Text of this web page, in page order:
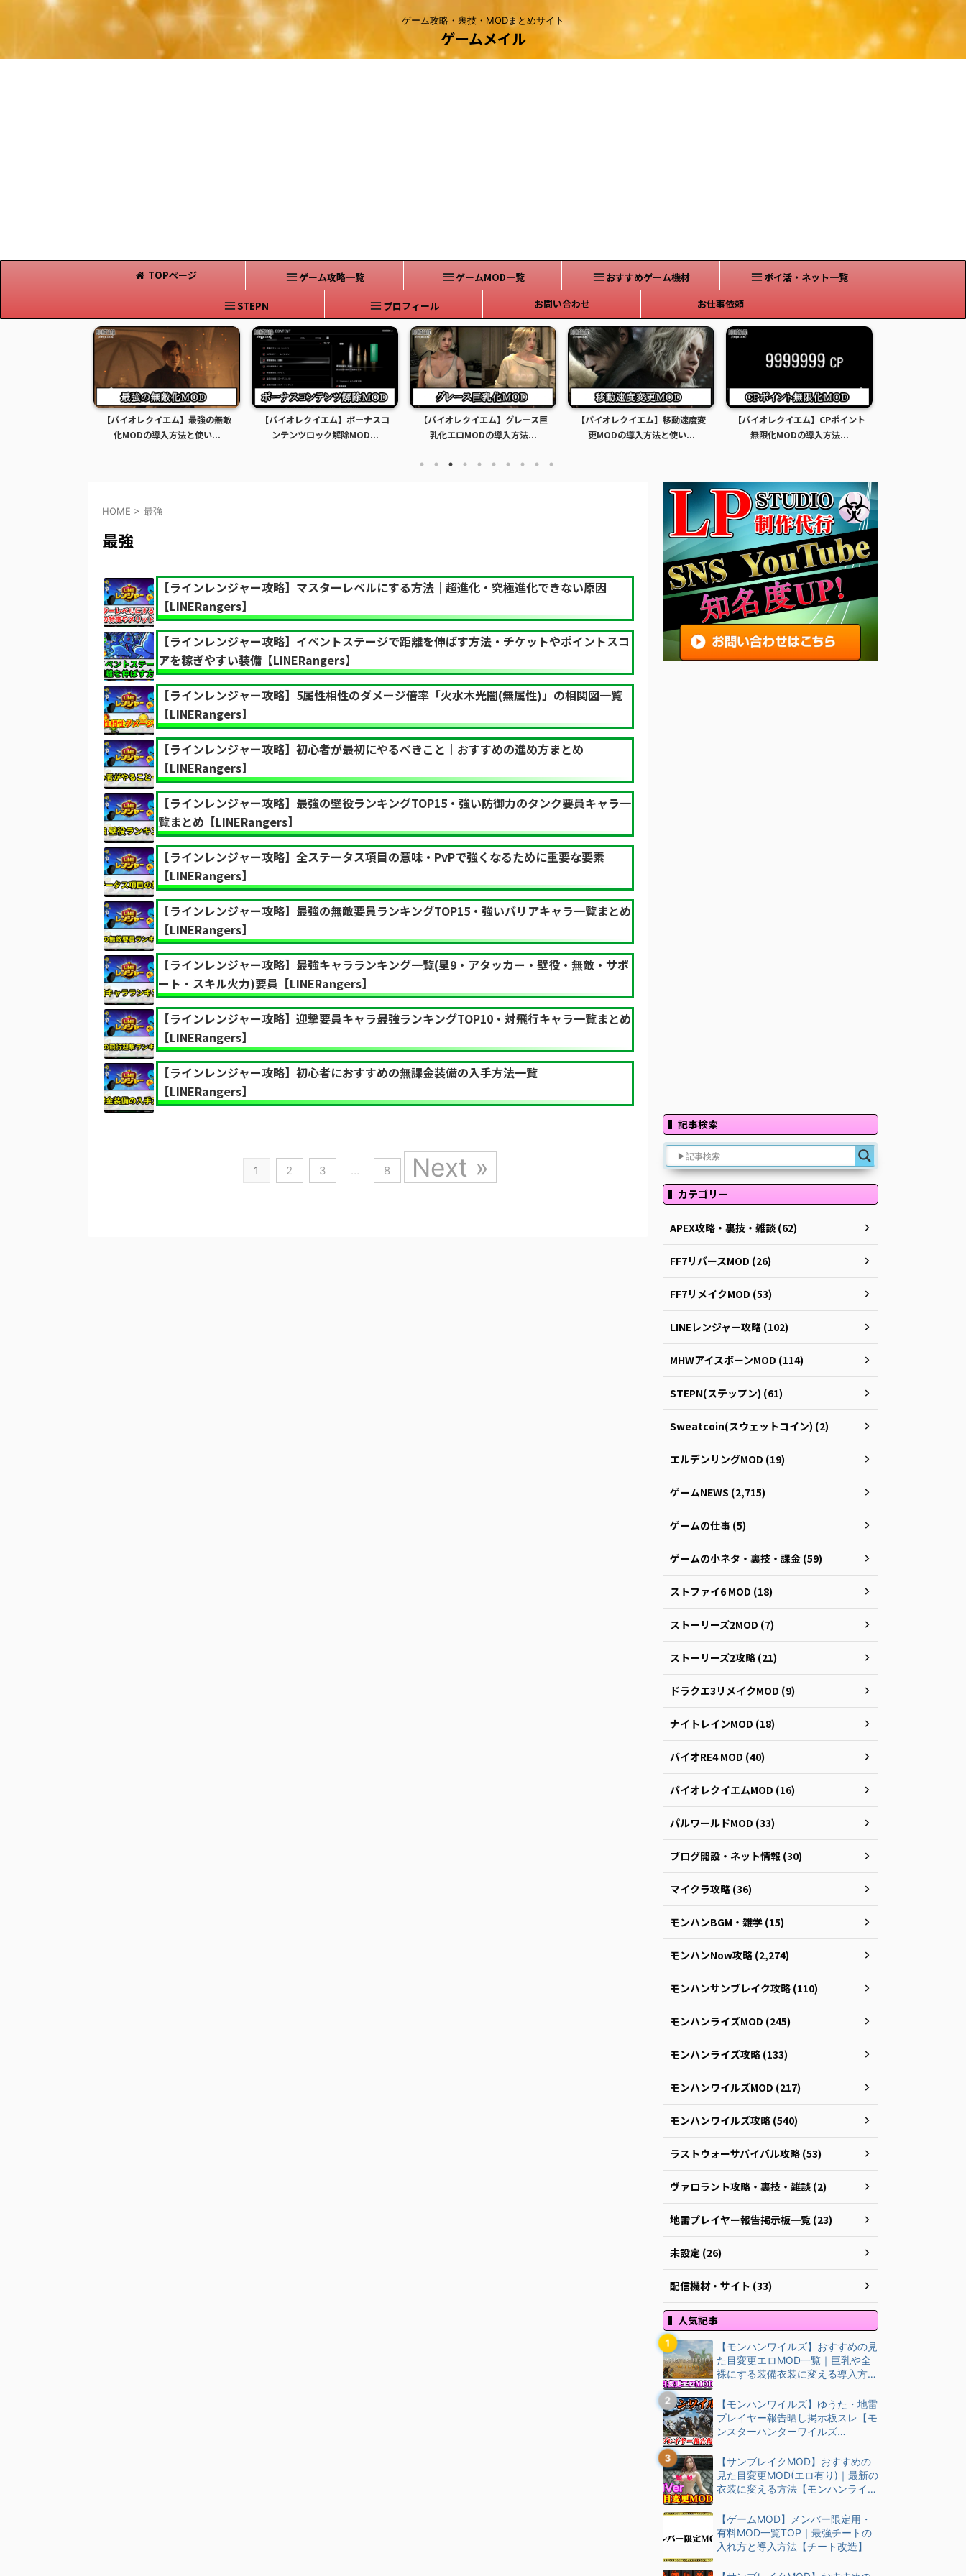
ゲーム攻略・裏技・MODまとめサイト
ゲームメイル
TOPページ ゲーム攻略一覧 ゲームMOD一覧 おすすめゲーム機材 ポイ活・ネット一覧
STEPN プロフィール お問い合わせ お仕事依頼
【バイオレクイエム】最強の無敵
化MODの導入方法と使い...
【バイオレクイエム】ボーナスコ
ンテンツロック解除MOD...
【バイオレクイエム】グレース巨
乳化エロMODの導入方法...
【バイオレクイエム】移動速度変
更MODの導入方法と使い...
【バイオレクイエム】CPポイント
無限化MODの導入方法...
HOME > 最強
最強
【ラインレンジャー攻略】マスターレベルにする方法｜超進化・究極進化できない原因
【LINERangers】
【ラインレンジャー攻略】イベントステージで距離を伸ばす方法・チケットやポイントスコ
アを稼ぎやすい装備【LINERangers】
【ラインレンジャー攻略】5属性相性のダメージ倍率「火水木光闇(無属性)」の相関図一覧
【LINERangers】
【ラインレンジャー攻略】初心者が最初にやるべきこと｜おすすめの進め方まとめ
【LINERangers】
【ラインレンジャー攻略】最強の壁役ランキングTOP15・強い防御力のタンク要員キャラ一
覧まとめ【LINERangers】
【ラインレンジャー攻略】全ステータス項目の意味・PvPで強くなるために重要な要素
【LINERangers】
【ラインレンジャー攻略】最強の無敵要員ランキングTOP15・強いバリアキャラ一覧まとめ
【LINERangers】
【ラインレンジャー攻略】最強キャラランキング一覧(星9・アタッカー・壁役・無敵・サポ
ート・スキル火力)要員【LINERangers】
【ラインレンジャー攻略】迎撃要員キャラ最強ランキングTOP10・対飛行キャラ一覧まとめ
【LINERangers】
【ラインレンジャー攻略】初心者におすすめの無課金装備の入手方法一覧
【LINERangers】
1 2 3 … 8 Next »
記事検索
カテゴリー
APEX攻略・裏技・雑談 (62)
FF7リバースMOD (26)
FF7リメイクMOD (53)
LINEレンジャー攻略 (102)
MHWアイスボーンMOD (114)
STEPN(ステップン) (61)
Sweatcoin(スウェットコイン) (2)
エルデンリングMOD (19)
ゲームNEWS (2,715)
ゲームの仕事 (5)
ゲームの小ネタ・裏技・課金 (59)
ストファイ6 MOD (18)
ストーリーズ2MOD (7)
ストーリーズ2攻略 (21)
ドラクエ3リメイクMOD (9)
ナイトレインMOD (18)
バイオRE4 MOD (40)
バイオレクイエムMOD (16)
パルワールドMOD (33)
ブログ開設・ネット情報 (30)
マイクラ攻略 (36)
モンハンBGM・雑学 (15)
モンハンNow攻略 (2,274)
モンハンサンブレイク攻略 (110)
モンハンライズMOD (245)
モンハンライズ攻略 (133)
モンハンワイルズMOD (217)
モンハンワイルズ攻略 (540)
ラストウォーサバイバル攻略 (53)
ヴァロラント攻略・裏技・雑談 (2)
地雷プレイヤー報告掲示板一覧 (23)
未設定 (26)
配信機材・サイト (33)
人気記事
【モンハンワイルズ】おすすめの見
た目変更エロMOD一覧｜巨乳や全
裸にする装備衣装に変える導入方
【モンハンワイルズ】ゆうた・地雷
プレイヤー報告晒し掲示板スレ【モ
ンスターハンターワイルズ
【サンブレイクMOD】おすすめの
見た目変更MOD(エロ有り)｜最新の
衣装に変える方法【モンハンライズ
【ゲームMOD】メンバー限定用・
有料MOD一覧TOP｜最強チートの
入れ方と導入方法【チート改造】